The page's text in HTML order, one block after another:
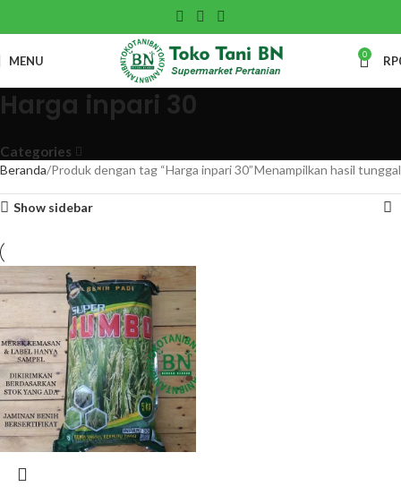
MENU 0 RP
Harga inpari 30
Categories
Beranda Produk dengan tag “Harga inpari 30”Menampilkan hasil tunggal
Show sidebar